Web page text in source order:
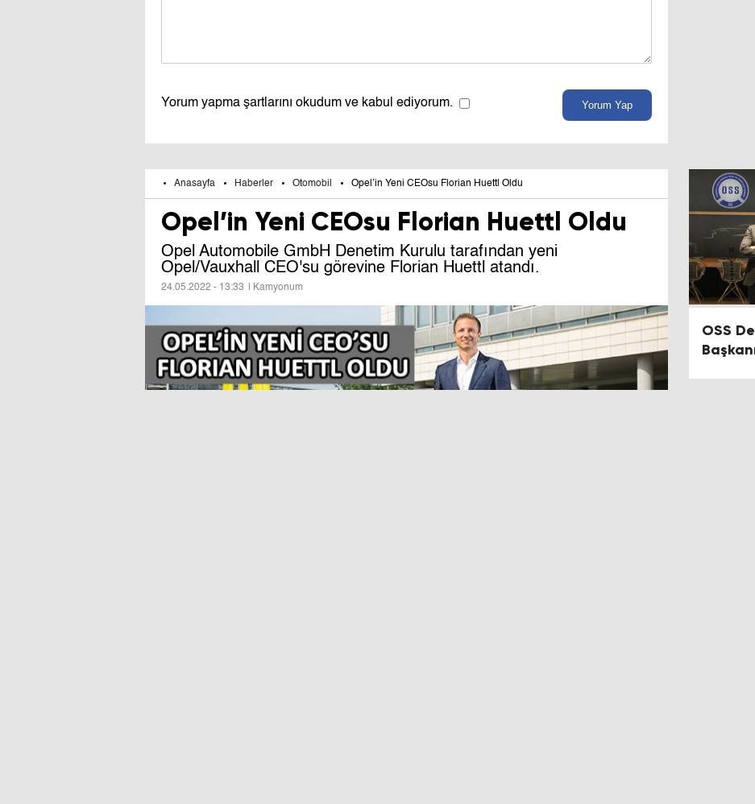
Yorum yapma şartlarını okudum ve kabul ediyorum. Yorum Yap
Anasayfa Haberler Otomobil Opel’in Yeni CEOsu Florian Huettl Oldu
Opel’in Yeni CEOsu Florian Huettl Oldu
Opel Automobile GmbH Denetim Kurulu tarafından yeni
Opel/Vauxhall CEO'su görevine Florian Huettl atandı.
24.05.2022 - 13:33 | Kamyonum
OSS